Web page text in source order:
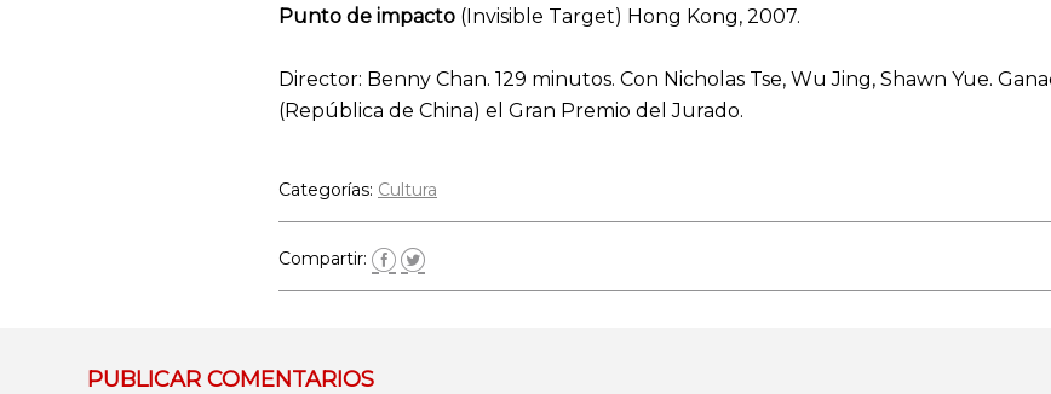
Punto de impacto (Invisible Target) Hong Kong, 2007.
Director: Benny Chan. 129 minutos. Con Nicholas Tse, Wu Jing, Shawn Yue.
(República de China) el Gran Premio del Jurado.
Categorías: Cultura
Compartir:
PUBLICAR COMENTARIOS